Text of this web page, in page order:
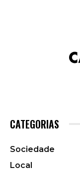
CATEGORIAS
Sociedade
Local